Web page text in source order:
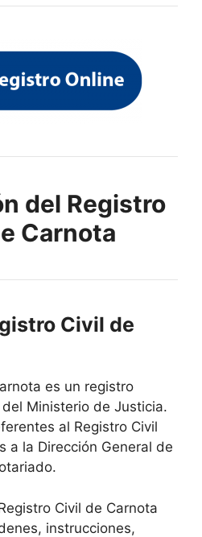
del Registro
Carnota
Civil de
es un registro
Ministerio de Justicia.
al Registro Civil
a la Dirección General de
Civil de Carnota
instrucciones,